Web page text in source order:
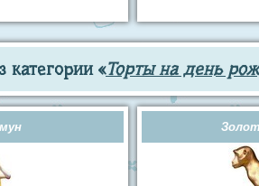
категории «Торты на день